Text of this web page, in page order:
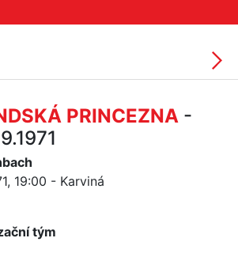
PRINCEZNA -
19:00 - Karviná
tým